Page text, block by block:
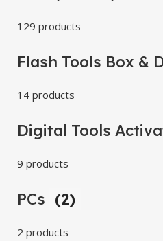
129 products
Flash Tools Box &
14 products
Digital Tools
9 products
PCs (2)
2 products